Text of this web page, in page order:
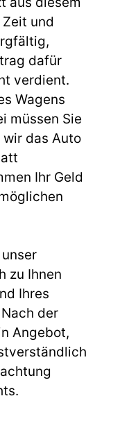
und
dafür
verdient.
Wagens
müssen Sie
das Auto
Ihr Geld
zu Ihnen
Ihres
der
Angebot,